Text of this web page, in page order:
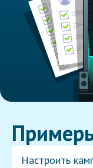
Настроить